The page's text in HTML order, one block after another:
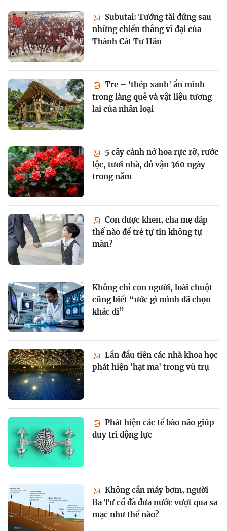
Subutai: Tướng tài đứng sau
những chiến thắng vĩ đại của
Thành Cát Tư Hãn
Tre – 'thép xanh' ẩn mình
trong làng quê và vật liệu tương
lai của nhân loại
5 cây cảnh nở hoa rực rỡ, rước
lộc, tươi nhà, đỏ vận 360 ngày
trong năm
Con được khen, cha mẹ đáp
thế nào để trẻ tự tin không tự
mãn?
Không chỉ con người, loài chuột
cũng biết “ước gì mình đã chọn
khác đi”
Lần đầu tiên các nhà khoa học
phát hiện 'hạt ma' trong vũ trụ
Phát hiện các tế bào não giúp
duy trì động lực
Không cần máy bơm, người
Ba Tư cổ đã đưa nước vượt qua sa
mạc như thế nào?